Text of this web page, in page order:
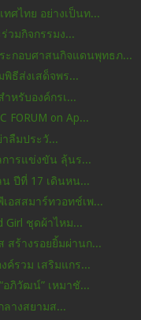
ทศไทย อย่างเป็นท...
วมกิจกรรมง...
ะกอบศาสนกิจแดนพุทธภ...
ธีส่งเสด็จพร...
หรับองค์กรเ...
FORUM on Ap...
ลืมประวั...
การแข่งขัน ลุ้นร...
ปีที่ 17 เดินหน...
เอสสมาร์ทวอทช์เพ...
Girl ชุดผ้าไหม...
สร้างรอยยิ้มผ่านก...
ค์รวม เสริมแกร...
ภิวัฒน์” เหมาชั...
ลางสยามส...